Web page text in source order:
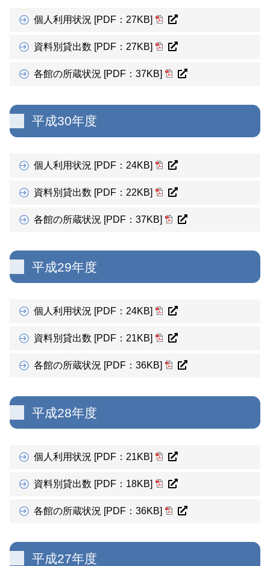
個人利用状況 [PDF：27KB]
資料別貸出数 [PDF：27KB]
各館の所蔵状況 [PDF：37KB]
平成30年度
個人利用状況 [PDF：24KB]
資料別貸出数 [PDF：22KB]
各館の所蔵状況 [PDF：37KB]
平成29年度
個人利用状況 [PDF：24KB]
資料別貸出数 [PDF：21KB]
各館の所蔵状況 [PDF：36KB]
平成28年度
個人利用状況 [PDF：21KB]
資料別貸出数 [PDF：18KB]
各館の所蔵状況 [PDF：36KB]
平成27年度